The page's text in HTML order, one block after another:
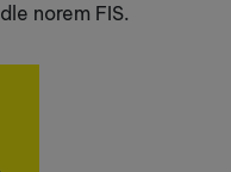
norem FIS.